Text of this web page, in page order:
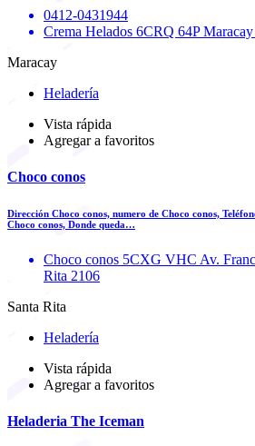
0412-0431944
Crema Helados 6CRQ 64P Maracay
Maracay
Heladería
Vista rápida
Agregar a favoritos
Choco conos
Dirección Choco conos, numero de Choco conos,
Choco conos, Donde queda…
Choco conos 5CXG VHC Av.
Rita 2106
Santa Rita
Heladería
Vista rápida
Agregar a favoritos
Heladeria The Iceman